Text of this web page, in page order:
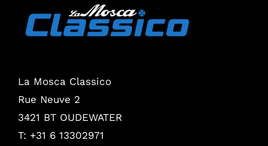
La Mosca Classico
Rue Neuve 2
3421 BT OUDEWATER
T: +31 6 13302971